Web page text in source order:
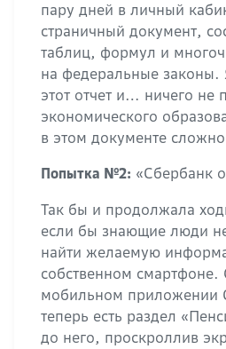
пару дней в личный
страничный документ,
таблиц, формул и
на федеральные законы.
этот отчет и… ничего не
экономического
в этом документе
Попытка №2: «Сбербанк
Так бы и продолжала
если бы знающие люди
найти желаемую
собственном смартфоне.
мобильном приложении
теперь есть раздел
до него, проскроллив